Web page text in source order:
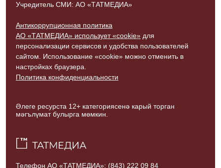
Учредитель СМИ: АО «ТАТМЕДИА»
Антикоррупционная политика
АО «ТАТМЕДИА» использует «cookie» для
персонализации сервисов и удобства пользователей
сайтом. Использование «cookie» можно отменить в
настройках браузера.
Политика конфиденциальности
Әлеге ресурста 12+ категориясенә карый торган
мәгълүмат булырга мөмкин.
Телефон АО «ТАТМЕДИА»: (843) 222 09 84